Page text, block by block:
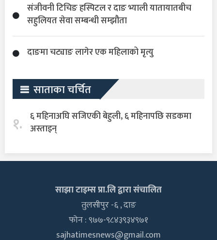
संजीवनी टिचिङ हस्पिटल र दाङ भ्याली यातायातबीच
सहुलियत सेवा सम्बन्धी सम्झौता
दाङमा चट्याङ लागेर एक महिलाको मृत्यु
साताका चर्चित
१. ६ महिनाअघि सजिएकी बेहुली, ६ महिनापछि सडकमा
अस्ताइन्
साझा टाइम्स प्रा.लि द्वारा संचालित
तुलसीपुर -६ , दाङ
फोन : ९७७-९८४३९३४९७१
sajhatimesnews@gmail.com